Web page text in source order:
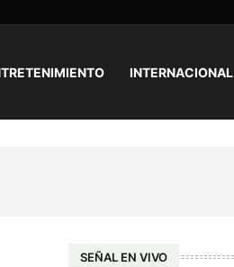
INTERNACIONAL
SEÑAL EN VIVO